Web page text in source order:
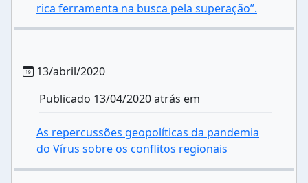
rica ferramenta na busca pela superação”.
13/abril/2020
Publicado 13/04/2020 atrás em
As repercussões geopolíticas da pandemia
do Vírus sobre os conflitos regionais